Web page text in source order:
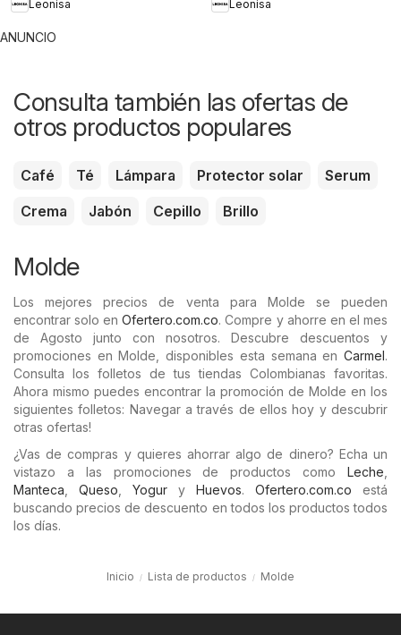
Leonisa
Leonisa
ANUNCIO
Consulta también las ofertas de
otros productos populares
Café Té Lámpara Protector solar
Serum
Crema
Jabón Cepillo Brillo
Molde
Los mejores precios de venta para Molde se pueden
encontrar solo enOfertero.com.co. Compre y ahorre en el mes
de Agosto junto con nosotros. Descubre descuentos y
promociones en Molde, disponibles esta semana en Carmel.
Consulta los folletos de tus tiendas Colombianas favoritas.
Ahora mismo puedes encontrar la promoción de Molde en los
siguientes folletos: Navegar a través de ellos hoy y descubrir
otras ofertas!
¿Vas de compras y quieres ahorrar algo de dinero? Echa un
vistazo a las promociones de productos como Leche
Manteca
Queso Yogur y Huevos. Ofertero.com.co está
buscando precios de descuento en todos los productos todos
los días.
Inicio Lista de productos Molde